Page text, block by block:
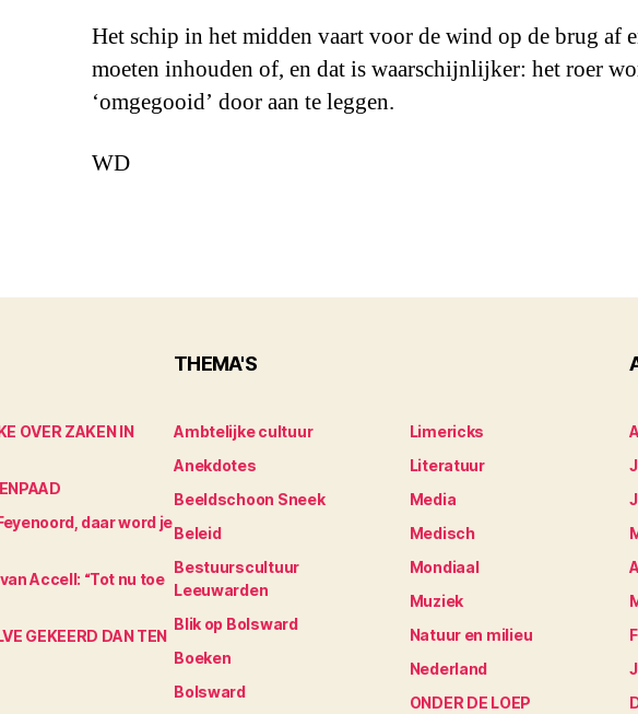
Het schip in het midden vaart voor de wind op de brug af
moeten inhouden of, en dat is waarschijnlijker: het roer
‘omgegooid’ door aan te leggen.
WD
OVER ZAKEN IN
daar word je
Accell: “Tot nu toe
GEKEERD DAN TEN
THEMA'S
Ambtelijke cultuur
Anekdotes
Beeldschoon Sneek
Beleid
Bestuurscultuur
Leeuwarden
Blik op Bolsward
Boeken
Bolsward
Limericks
Literatuur
Media
Medisch
Mondiaal
Muziek
Natuur en milieu
Nederland
ONDER DE LOEP